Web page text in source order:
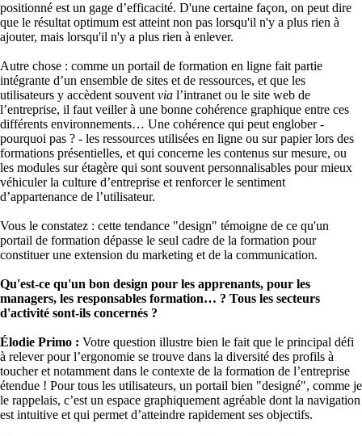
positionné est un gage d’efficacité. D'une certaine façon, on peut dire
que le résultat optimum est atteint non pas lorsqu'il n'y a plus rien à
ajouter, mais lorsqu'il n'y a plus rien à enlever.
Autre chose : comme un portail de formation en ligne fait partie
intégrante d’un ensemble de sites et de ressources, et que les
utilisateurs y accèdent souvent via l’intranet ou le site web de
l’entreprise, il faut veiller à une bonne cohérence graphique entre ces
différents environnements… Une cohérence qui peut englober -
pourquoi pas ? - les ressources utilisées en ligne ou sur papier lors des
formations présentielles, et qui concerne les contenus sur mesure, ou
les modules sur étagère qui sont souvent personnalisables pour mieux
véhiculer la culture d’entreprise et renforcer le sentiment
d’appartenance de l’utilisateur.
Vous le constatez : cette tendance "design" témoigne de ce qu'un
portail de formation dépasse le seul cadre de la formation pour
constituer une extension du marketing et de la communication.
Qu'est-ce qu'un bon design pour les apprenants, pour les
managers, les responsables formation… ? Tous les secteurs
d'activité sont-ils concernés ?
Élodie Primo : Votre question illustre bien le fait que le principal défi
à relever pour l’ergonomie se trouve dans la diversité des profils à
toucher et notamment dans le contexte de la formation de l’entreprise
étendue ! Pour tous les utilisateurs, un portail bien "designé", comme je
le rappelais, c’est un espace graphiquement agréable dont la navigation
est intuitive et qui permet d’atteindre rapidement ses objectifs.